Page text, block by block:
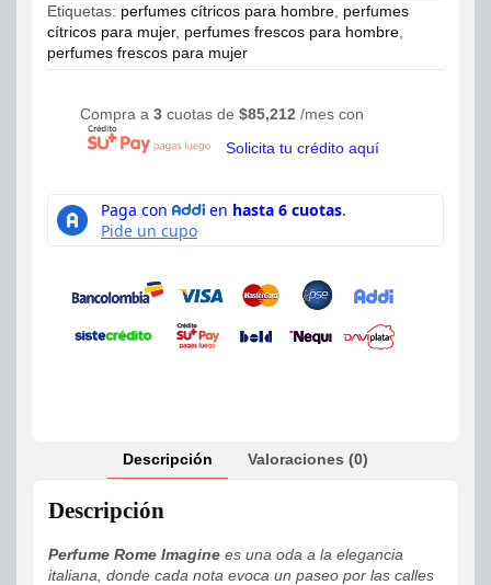
Etiquetas: perfumes cítricos para hombre perfumes
cítricos para mujer, perfumes frescos para hombre
perfumes frescos para mujer
Compra a 3 cuotas de $85,212 /mes con
Solicita tu crédito aquí
Descripción Valoraciones (0)
Descripción
Perfume Rome Imagine es una oda a la elegancia
italiana, donde cada nota evoca un paseo por las calles